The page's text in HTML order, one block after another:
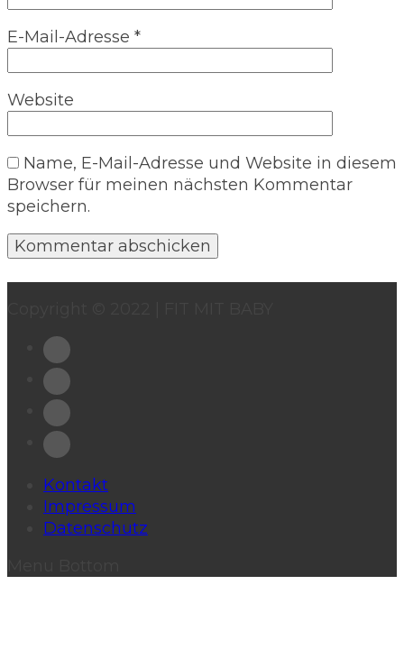
E-Mail-Adresse *
Website
Name, E-Mail-Adresse und Website in diesem
Browser für meinen nächsten Kommentar
speichern.
Kontakt
Impressum
Datenschutz